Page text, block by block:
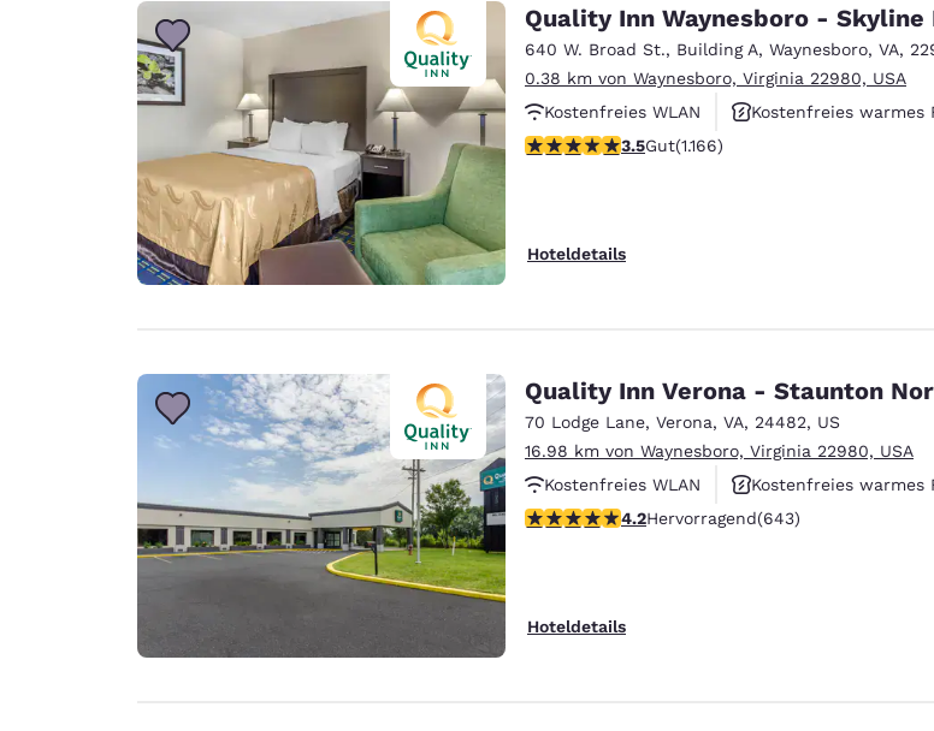
Español
Europa
Deutschland Germany
Ireland
Asien-Pazifik
Australia
English
India
English
Quality Inn Waynesboro - Skyline
640 W. Broad St., Building A, Waynesboro, VA,
0.38 km von Waynesboro, Virginia 22980, USA
Kostenfreies WLAN
Kostenfreies warmes
Haustierfreundlich
3.49-Sterne-Bewertung. Gut. 1166 Bewertungen
3.5Gut(1.166)
Hoteldetails
Quality Inn Verona - Staunton
70 Lodge Lane, Verona, VA, 24482, US
16.98 km von Waynesboro, Virginia 22980, USA
Kostenfreies WLAN
Kostenfreies warmes
Haustierfreundlich
4.24-Sterne-Bewertung. Hervorragend. 643
4.2Hervorragend(643)
Hoteldetails